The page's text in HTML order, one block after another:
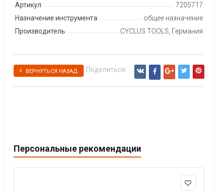
Артикул
7205717
Назначение инструмента
общее назначение
Производитель
CYCLUS TOOLS, Германия
ВЕРНУТЬСЯ НАЗАД Поделиться:
Персональные рекомендации